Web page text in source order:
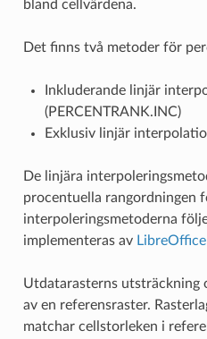
bland cellvärdena.
Det finns två metoder för
Inkluderande linjär
(PERCENTRANK.INC)
Exklusiv linjär
De linjära
procentuella rangordningen
interpoleringsmetoderna
implementeras av LibreOffice
Utdatarasterns utsträckning
av en referensraster.
matchar cellstorleken i